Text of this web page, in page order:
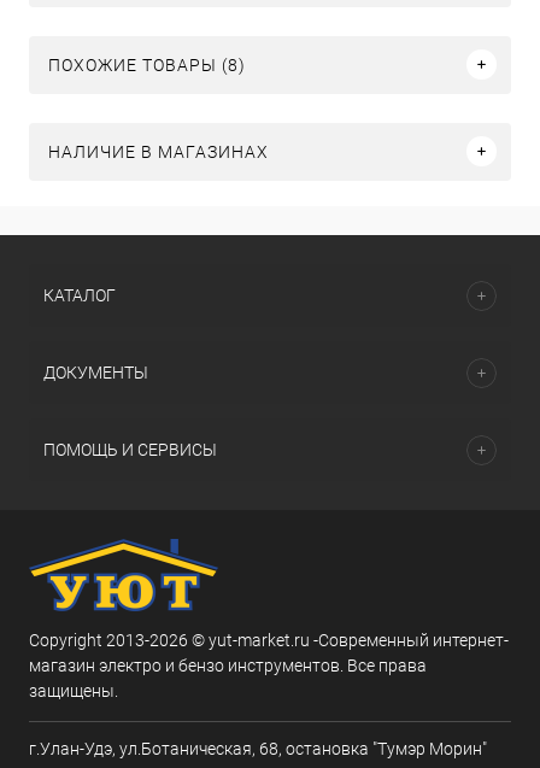
ПОХОЖИЕ ТОВАРЫ (8)
НАЛИЧИЕ В МАГАЗИНАХ
КАТАЛОГ
ДОКУМЕНТЫ
ПОМОЩЬ И СЕРВИСЫ
Copyright 2013-2026 © yut-market.ru -Современный интернет-
магазин электро и бензо инструментов. Все права
защищены.
г.Улан-Удэ, ул.Ботаническая, 68, остановка "Тумэр Морин"